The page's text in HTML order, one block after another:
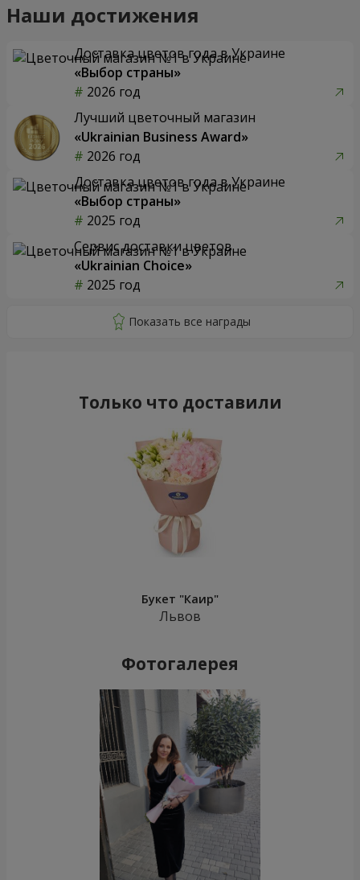
Наши достижения
Доставка цветов года в Украине
«Выбор страны»
2026 год
Лучший цветочный магазин
«Ukrainian Business Award»
2026 год
Доставка цветов года в Украине
«Выбор страны»
2025 год
Сервис доставки цветов
«Ukrainian Choice»
2025 год
Только что доставили
Букет "Каир"
Львов
Фотогалерея